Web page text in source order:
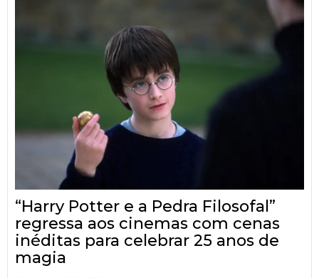
“Harry Potter e a Pedra Filosofal”
regressa aos cinemas com cenas
inéditas para celebrar 25 anos de
magia